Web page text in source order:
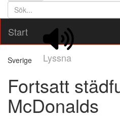
Söktext
Start
Lyssna
Sverige
Fortsatt
McDonalds